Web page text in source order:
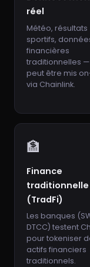
réel
Météo, résultats
sportifs,
financières
traditionnelles
peut être mis
via Chainlink.
🏦
Finance
traditionnelle
(TradFi)
Les banques
DTCC) testent
pour tokeniser
actifs financiers
traditionnels.